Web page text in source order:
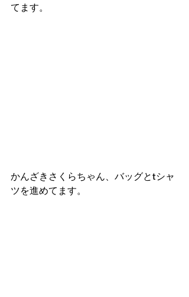
てます。
かんざきさくらちゃん、バッグとtシャ
ツを進めてます。